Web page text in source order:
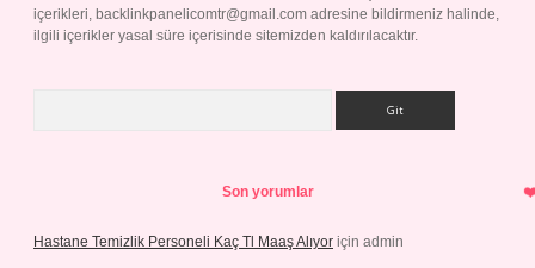
içerikleri, backlinkpanelicomtr@gmail.com adresine bildirmeniz halinde,
ilgili içerikler yasal süre içerisinde sitemizden kaldırılacaktır.
Son yorumlar
Hastane Temizlik Personeli Kaç Tl Maaş Alıyor için admin